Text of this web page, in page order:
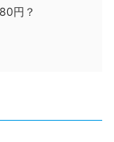
円？